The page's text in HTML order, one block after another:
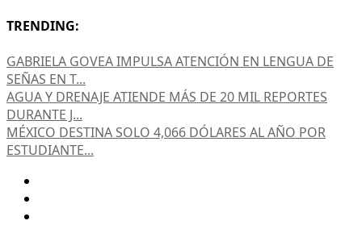
TRENDING:
GABRIELA GOVEA IMPULSA ATENCIÓN EN LENGUA DE
SEÑAS EN T...
AGUA Y DRENAJE ATIENDE MÁS DE 20 MIL REPORTES
DURANTE J...
MÉXICO DESTINA SOLO 4,066 DÓLARES AL AÑO POR
ESTUDIANTE...